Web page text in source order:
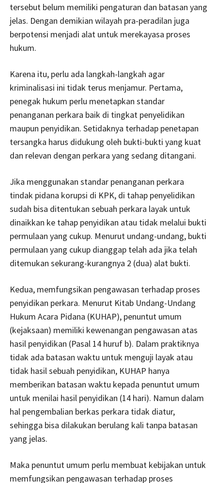
tersebut belum memiliki pengaturan dan batasan yang
jelas. Dengan demikian wilayah pra-peradilan juga
berpotensi menjadi alat untuk merekayasa proses
hukum.
Karena itu, perlu ada langkah-langkah agar
kriminalisasi ini tidak terus menjamur. Pertama,
penegak hukum perlu menetapkan standar
penanganan perkara baik di tingkat penyelidikan
maupun penyidikan. Setidaknya terhadap penetapan
tersangka harus didukung oleh bukti-bukti yang kuat
dan relevan dengan perkara yang sedang ditangani.
Jika menggunakan standar penanganan perkara
tindak pidana korupsi di KPK, di tahap penyelidikan
sudah bisa ditentukan sebuah perkara layak untuk
dinaikkan ke tahap penyidikan atau tidak melalui bukti
permulaan yang cukup. Menurut undang-undang, bukti
permulaan yang cukup dianggap telah ada jika telah
ditemukan sekurang-kurangnya 2 (dua) alat bukti.
Kedua, memfungsikan pengawasan terhadap proses
penyidikan perkara. Menurut Kitab Undang-Undang
Hukum Acara Pidana (KUHAP), penuntut umum
(kejaksaan) memiliki kewenangan pengawasan atas
hasil penyidikan (Pasal 14 huruf b). Dalam praktiknya
tidak ada batasan waktu untuk menguji layak atau
tidak hasil sebuah penyidikan, KUHAP hanya
memberikan batasan waktu kepada penuntut umum
untuk menilai hasil penyidikan (14 hari). Namun dalam
hal pengembalian berkas perkara tidak diatur,
sehingga bisa dilakukan berulang kali tanpa batasan
yang jelas.
Maka penuntut umum perlu membuat kebijakan untuk
memfungsikan pengawasan terhadap proses